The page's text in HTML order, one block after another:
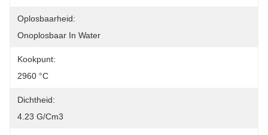
Oplosbaarheid:
Onoplosbaar In Water
Kookpunt:
2960 °C
Dichtheid:
4.23 G/cm3